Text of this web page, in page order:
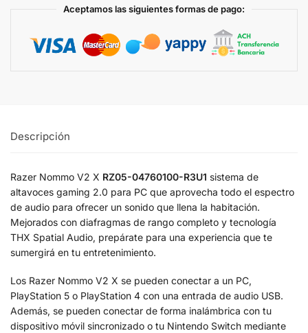
Aceptamos las siguientes formas de pago:
Descripción
Razer Nommo V2 X RZ05-04760100-R3U1 sistema de
altavoces gaming 2.0 para PC que aprovecha todo el espectro
de audio para ofrecer un sonido que llena la habitación.
Mejorados con diafragmas de rango completo y tecnología
THX Spatial Audio, prepárate para una experiencia que te
sumergirá en tu entretenimiento.
Los Razer Nommo V2 X se pueden conectar a un PC,
PlayStation 5 o PlayStation 4 con una entrada de audio USB.
Además, se pueden conectar de forma inalámbrica con tu
dispositivo móvil sincronizado o tu Nintendo Switch mediante